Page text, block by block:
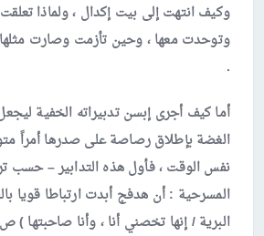
وكيف انتهت إلى بيت إكدال ، ولماذا تعلقت
وتوحدت معها ، وحين تأزمت وصارت
.
أما كيف أجرى إبسن تدبيراته الخفية
الغضة بإطلاق رصاصة على صدرها أمراً
نفس الوقت ، فأول هذه التدابير – حسب
المسرحية : أن هدفج أبدت ارتباطا قويا